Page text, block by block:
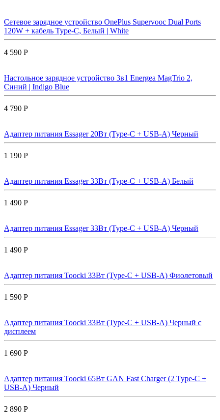
Сетевое зарядное устройство OnePlus Supervooc Dual Ports
120W + кабель Type-C, Белый | White
4 590 Р
Настольное зарядное устройство 3в1 Energea MagTrio 2,
Синий | Indigo Blue
4 790 Р
Адаптер питания Essager 20Вт (Type-C + USB-A) Черный
1 190 Р
Адаптер питания Essager 33Вт (Type-C + USB-A) Белый
1 490 Р
Адаптер питания Essager 33Вт (Type-C + USB-A) Черный
1 490 Р
Адаптер питания Toocki 33Вт (Type-C + USB-A) Фиолетовый
1 590 Р
Адаптер питания Toocki 33Вт (Type-C + USB-A) Черный с
дисплеем
1 690 Р
Адаптер питания Toocki 65Вт GAN Fast Charger (2 Type-C +
USB-A) Черный
2 890 Р